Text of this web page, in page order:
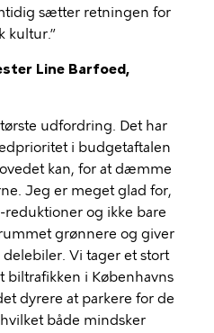
sætter retningen for
kultur.”
Line Barfoed,
udfordring. Det har
i budgetaftalen
kan, for at dæmme
Jeg er meget glad for,
reduktioner og ikke bare
grønnere og giver
Vi tager et stort
biltrafikken i Københavns
dyrere at parkere for de
både mindsker